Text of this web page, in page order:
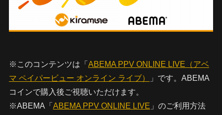
※このコンテンツは「 ABEMA PPV ONLINE LIVE（アベ
マ ペイパービュー オンライン ライブ）
」です。ABEMA
コインで購入後ご視聴いただけます。
※ABEMA「 ABEMA PPV ONLINE LIVE 」のご利用方法